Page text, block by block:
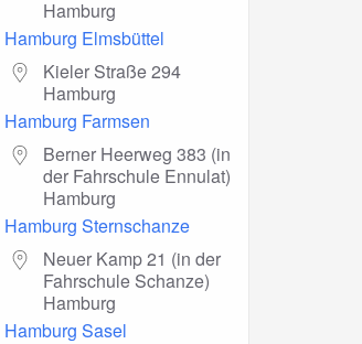
Hamburg
Hamburg Elmsbüttel
Kieler Straße 294
Hamburg
Hamburg Farmsen
Berner Heerweg 383 (in
der Fahrschule Ennulat)
Hamburg
Hamburg Sternschanze
Neuer Kamp 21 (in der
Fahrschule Schanze)
Hamburg
Hamburg Sasel